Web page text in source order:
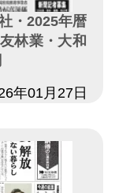
・2025年暦
林業・大和
年01月27日